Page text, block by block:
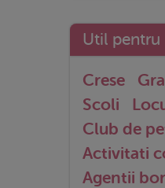
Util
Crese
Scoli
Club de
Activitati
Agentii